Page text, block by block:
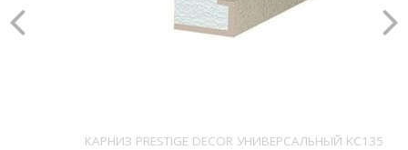
КАРНИЗ PRESTIGE DECOR УНИВЕРСАЛЬНЫЙ KC135